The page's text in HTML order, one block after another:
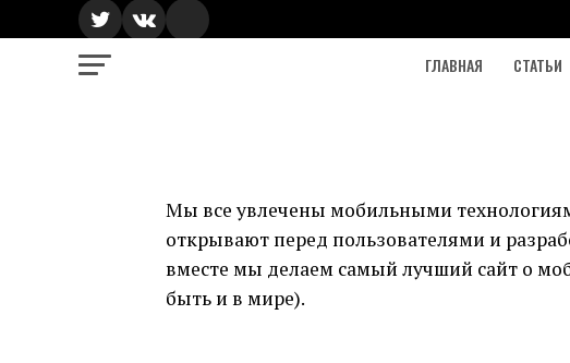
ГЛАВНАЯ СТАТЬИ
Мы все увлечены мобильными
открывают перед пользователями и
вместе мы делаем самый лучший сайт о
быть и в мире).